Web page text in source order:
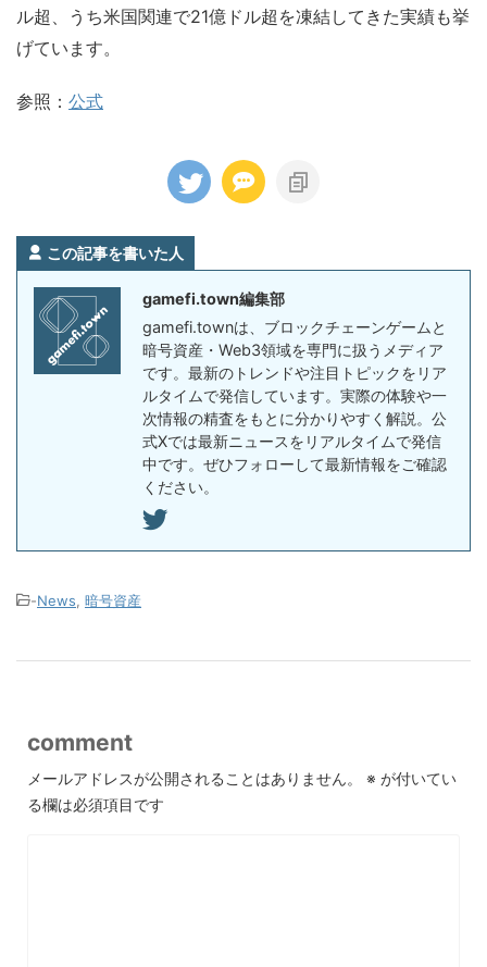
ル超、うち米国関連で21億ドル超を凍結してきた実績も挙
げています。
参照： 公式
この記事を書いた人
gamefi.town編集部
gamefi.townは、ブロックチェーンゲームと
暗号資産・Web3領域を専門に扱うメディア
です。最新のトレンドや注目トピックをリア
ルタイムで発信しています。実際の体験や一
次情報の精査をもとに分かりやすく解説。公
式Xでは最新ニュースをリアルタイムで発信
中です。ぜひフォローして最新情報をご確認
ください。
-News 暗号資産
comment
メールアドレスが公開されることはありません。 ※ が付いてい
る欄は必須項目です